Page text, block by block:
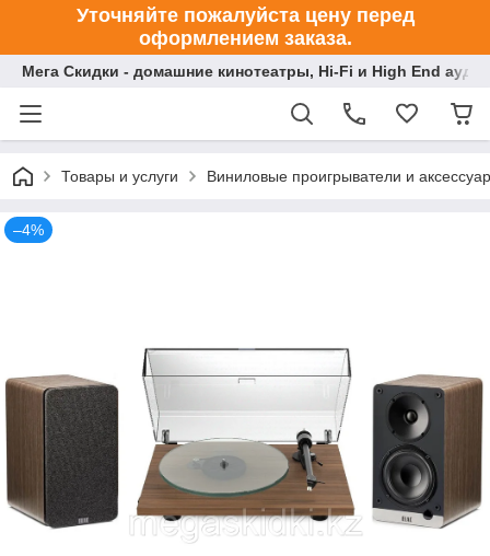
Уточняйте пожалуйста цену перед
оформлением заказа.
Мега Скидки - домашние кинотеатры, Hi-Fi и High End
Товары и услуги Виниловые проигрыватели и
–4%